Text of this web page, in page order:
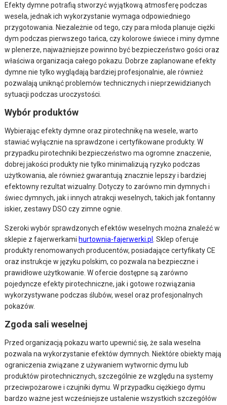
Efekty dymne potrafią stworzyć wyjątkową atmosferę podczas
wesela, jednak ich wykorzystanie wymaga odpowiedniego
przygotowania. Niezależnie od tego, czy para młoda planuje ciężki
dym podczas pierwszego tańca, czy kolorowe świece i miny dymne
w plenerze, najważniejsze powinno być bezpieczeństwo gości oraz
właściwa organizacja całego pokazu. Dobrze zaplanowane efekty
dymne nie tylko wyglądają bardziej profesjonalnie, ale również
pozwalają uniknąć problemów technicznych i nieprzewidzianych
sytuacji podczas uroczystości.
Wybór produktów
Wybierając efekty dymne oraz pirotechnikę na wesele, warto
stawiać wyłącznie na sprawdzone i certyfikowane produkty. W
przypadku pirotechniki bezpieczeństwo ma ogromne znaczenie,
dobrej jakości produkty nie tylko minimalizują ryzyko podczas
użytkowania, ale również gwarantują znacznie lepszy i bardziej
efektowny rezultat wizualny. Dotyczy to zarówno min dymnych i
świec dymnych, jak i innych atrakcji weselnych, takich jak fontanny
iskier, zestawy DSO czy zimne ognie.
Szeroki wybór sprawdzonych efektów weselnych można znaleźć w
sklepie z fajerwerkami hurtownia-fajerwerki.pl
. Sklep oferuje
produkty renomowanych producentów, posiadające certyfikaty CE
oraz instrukcje w języku polskim, co pozwala na bezpieczne i
prawidłowe użytkowanie. W ofercie dostępne są zarówno
pojedyncze efekty pirotechniczne, jak i gotowe rozwiązania
wykorzystywane podczas ślubów, wesel oraz profesjonalnych
pokazów.
Zgoda sali weselnej
Przed organizacją pokazu warto upewnić się, że sala weselna
pozwala na wykorzystanie efektów dymnych. Niektóre obiekty mają
ograniczenia związane z używaniem wytwornic dymu lub
produktów pirotechnicznych, szczególnie ze względu na systemy
przeciwpożarowe i czujniki dymu. W przypadku ciężkiego dymu
bardzo ważne jest wcześniejsze ustalenie wszystkich szczegółów